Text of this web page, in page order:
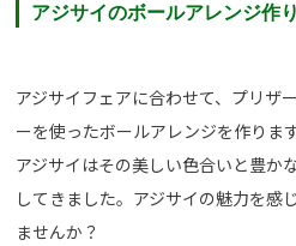
アジサイのボールアレンジ作り
アジサイフェアに合わせて、プリザ
ーを使ったボールアレンジを作ります
アジサイはその美しい色合いと豊か
してきました。アジサイの魅力を感
ませんか？